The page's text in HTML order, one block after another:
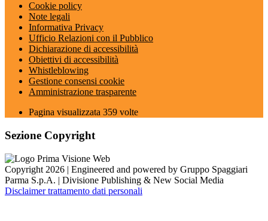
Cookie policy
Note legali
Informativa Privacy
Ufficio Relazioni con il Pubblico
Dichiarazione di accessibilità
Obiettivi di accessibilità
Whistleblowing
Gestione consensi cookie
Amministrazione trasparente
Pagina visualizzata 359 volte
Sezione Copyright
Copyright 2026 | Engineered and powered by Gruppo Spaggiari
Parma S.p.A. | Divisione Publishing & New Social Media
Disclaimer trattamento dati personali